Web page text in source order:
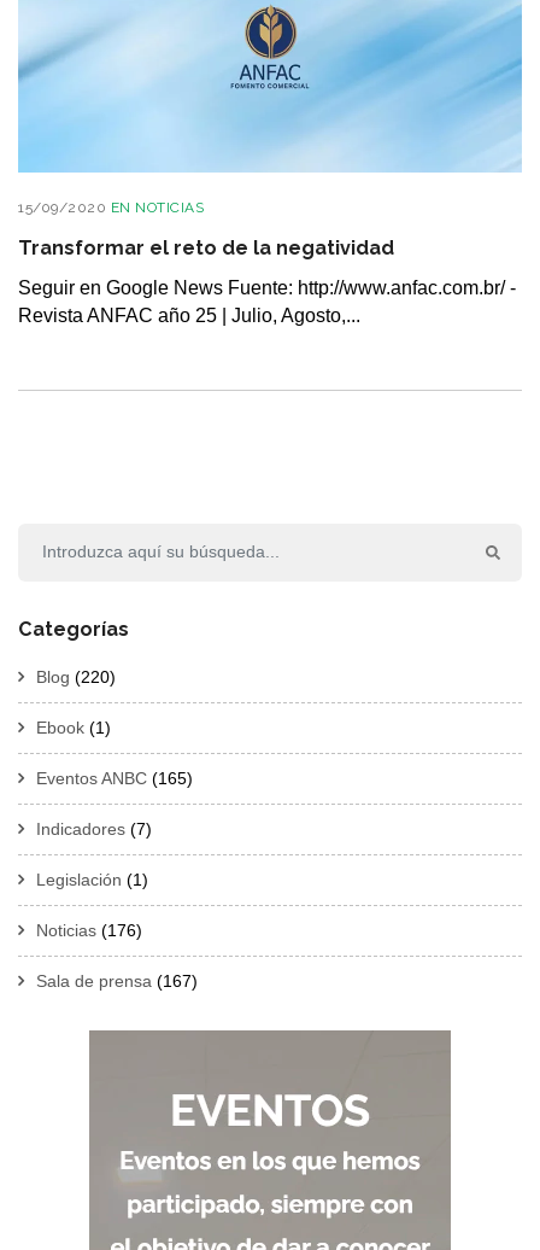
15/09/2020 EN NOTICIAS
Transformar el reto de la negatividad
Seguir en Google News Fuente: http://www.anfac.com.br/ -
Revista ANFAC año 25 | Julio, Agosto,...
Categorías
Blog (220)
Ebook (1)
Eventos ANBC (165)
Indicadores (7)
Legislación (1)
Noticias (176)
Sala de prensa (167)